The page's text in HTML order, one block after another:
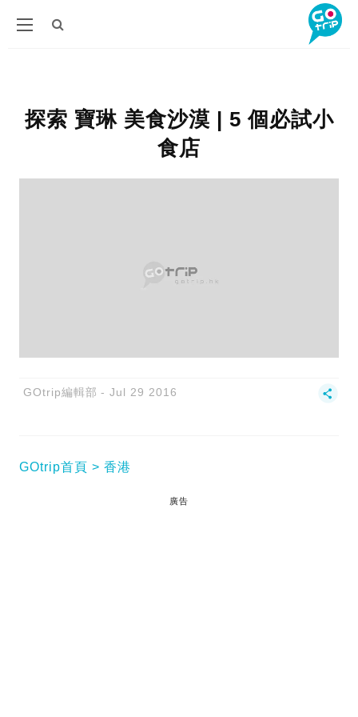
探索 寶琳 美食沙漠 | 5 個必試小
食店
GOtrip編輯部 Jul 29 2016
GOtrip首頁 香港
廣告